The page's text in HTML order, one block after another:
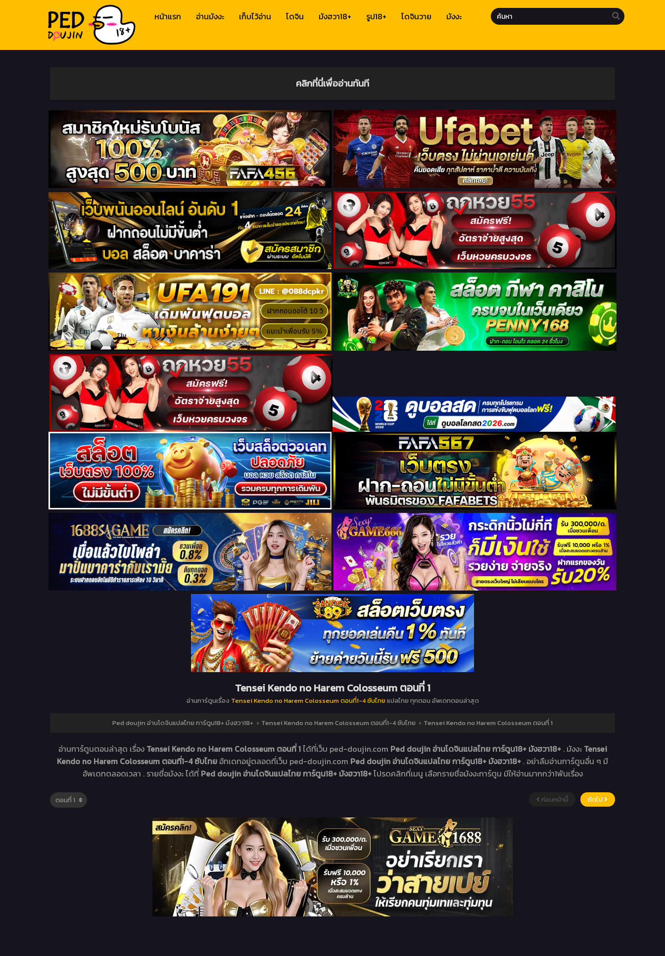
หน้าแรก อ่านมังงะ เก็บไว้อ่าน โดจิน มังฮวา18+ รูป18+ โดจินวาย มังงะ
คลิกที่นี่เพื่ออ่านทันที
Tensei Kendo no Harem Colosseum ตอนที่ 1
อ่านการ์ตูนเรื่อง Tensei Kendo no Harem Colosseum ตอนที่1-4 ซับไทยแปลไทย ทุกตอน อัพเดทตอนล่าสุด
Ped doujin อ่านโดจินแปลไทย การ์ตูน18+ มังฮวา18+ › Tensei Kendo no Harem Colosseum ตอนที่1-4 ซับไทย › Tensei Kendo no Harem Colosseum ตอนที่ 1
อ่านการ์ตูนตอนล่าสุด เรื่อง Tensei Kendo no Harem Colosseum ตอนที่ 1ได้ที่เว็บ ped-doujin.com Ped doujin อ่านโดจินแปลไทย การ์ตูน18+ มังฮวา18+ . มังงะ Tensei
Kendo no Harem Colosseum ตอนที่1-4 ซับไทย อัทเดทอยู่ตลอดที่เว็บ ped-doujin.com Ped doujin อ่านโดจินแปลไทย การ์ตูน18+ มังฮวา18+ . อย่าลืมอ่านการ์ตูนอื่น ๆ มี
อัพเดทตลอดเวลา . รายชื่อมังงะ ได้ที่ Ped doujin อ่านโดจินแปลไทย การ์ตูน18+ มังฮวา18+โปรดคลิกที่เมนู เลือกรายชื่อมังงะการ์ตูน มีให้อ่านมากกว่า1พันเรื่อง
ก่อนหน้านี้ ถัดไป